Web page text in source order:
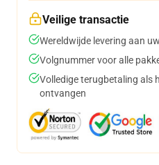
Veilige transactie
Wereldwijde levering aan
Volgnummer voor alle
Volledige terugbetaling als
ontvangen